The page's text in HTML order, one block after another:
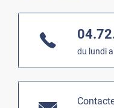
du lundi